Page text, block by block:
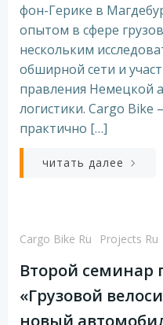
фон-Герике в
опытом в сфере
нескольким
обширной сети и
правления Немецкой
логистики. Cargo
практично […]
читать далее
Cargo Bike Ru Projects Ru
Второй семинар
«Грузовой
новый